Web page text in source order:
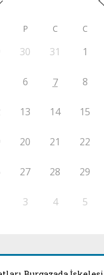
P C C
30 31 1
6 7 8
13 14 15
20 21 22
27 28 29
3 4 5